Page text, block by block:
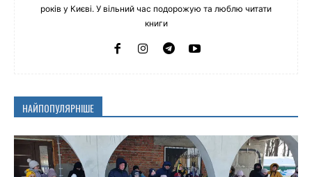
років у Києві. У вільний час подорожую та люблю читати
книги
НАЙПОПУЛЯРНІШЕ